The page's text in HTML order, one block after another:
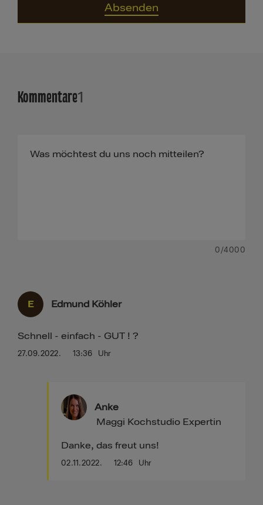
Absenden
Kommentare1
0 /4000
E Edmund Köhler
27.09.2022. 13:36 Uhr
Schnell - einfach - GUT ! ?
Anke
02.11.2022. 12:46 Uhr
Maggi Kochstudio Expertin
Danke, das freut uns!